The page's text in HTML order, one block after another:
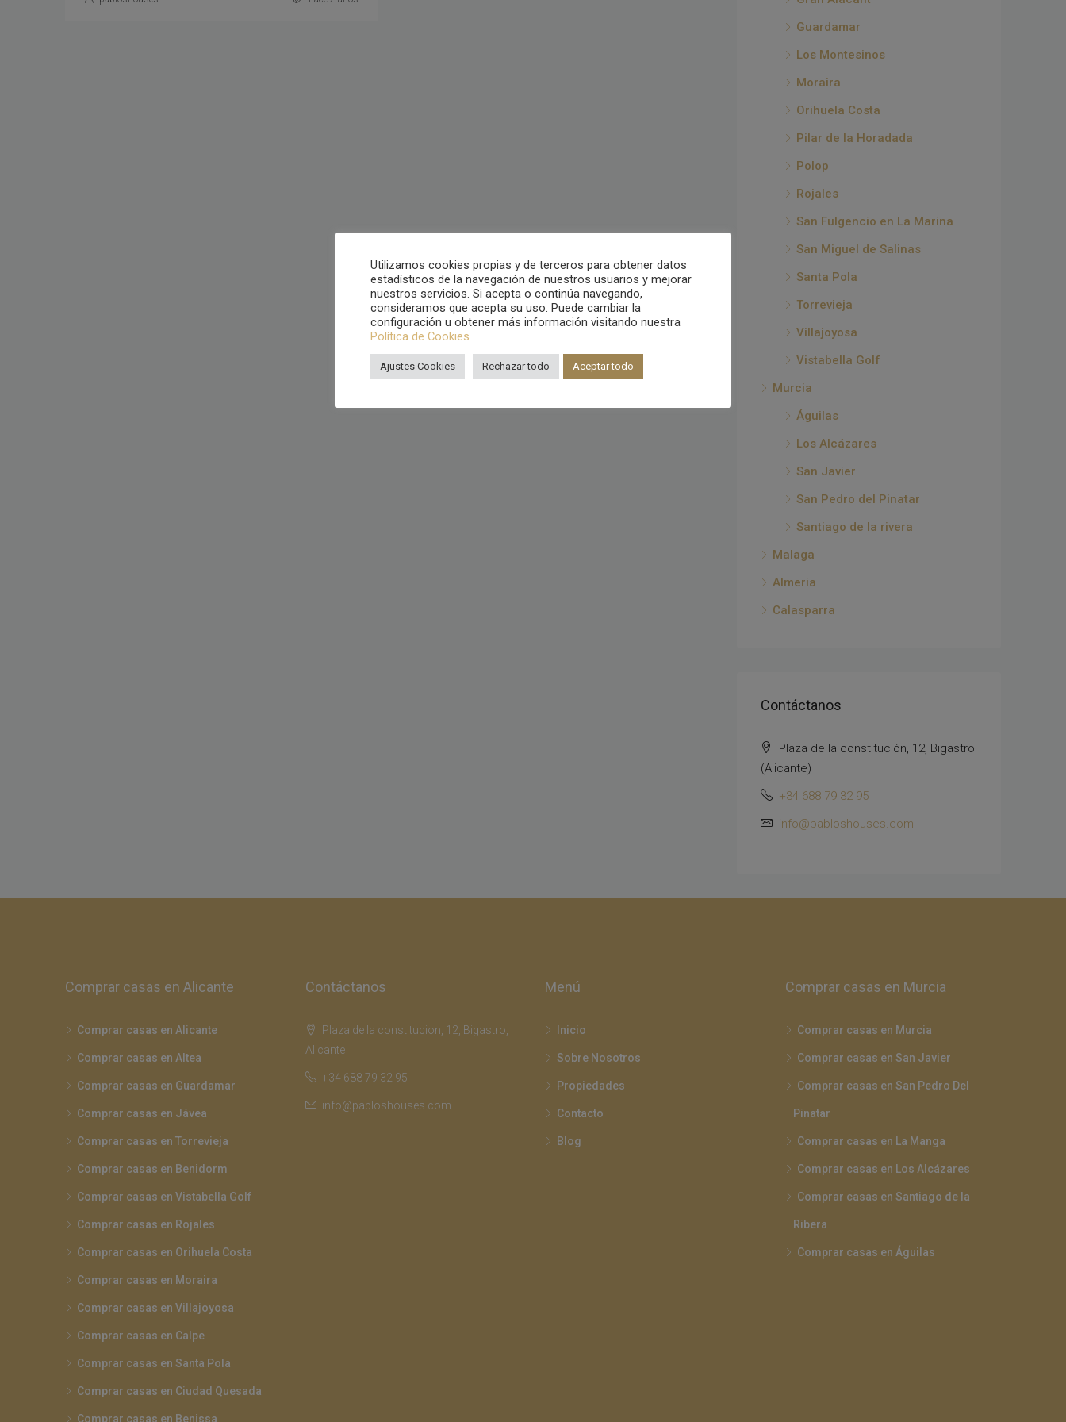
Guardamar
Los Montesinos
Moraira
Orihuela Costa
Pilar de la Horadada
Polop
Rojales
San Fulgencio en La Marina
San Miguel de Salinas
Santa Pola
Torrevieja
Villajoyosa
Vistabella Golf
Murcia
Águilas
Los Alcázares
San Javier
San Pedro del Pinatar
Santiago de la rivera
Malaga
Almeria
Calasparra
Contáctanos
Plaza de la constitución, 12, Bigastro
(Alicante)
+34 688 79 32 95
info@pabloshouses.com
Comprar casas en Alicante
Comprar casas en Alicante
Comprar casas en Altea
Comprar casas en Guardamar
Comprar casas en Jávea
Comprar casas en Torrevieja
Comprar casas en Benidorm
Comprar casas en Vistabella Golf
Comprar casas en Rojales
Comprar casas en Orihuela Costa
Comprar casas en Moraira
Comprar casas en Villajoyosa
Comprar casas en Calpe
Comprar casas en Santa Pola
Comprar casas en Ciudad Quesada
Comprar casas en Benissa
Contáctanos
Plaza de la constitucion, 12, Bigastro,
Alicante
+34 688 79 32 95
info@pabloshouses.com
Menú
Inicio
Sobre Nosotros
Propiedades
Contacto
Blog
Comprar casas en Murcia
Comprar casas en Murcia
Comprar casas en San Javier
Comprar casas en San Pedro Del
Pinatar
Comprar casas en La Manga
Comprar casas en Los Alcázares
Comprar casas en Santiago de la
Ribera
Comprar casas en Águilas
Utilizamos cookies propias y de terceros para obtener datos
estadísticos de la navegación de nuestros usuarios y mejorar
nuestros servicios. Si acepta o continúa navegando,
consideramos que acepta su uso. Puede cambiar la
configuración u obtener más información visitando nuestra
Política de Cookies
Ajustes Cookies Rechazar todo Aceptar todo